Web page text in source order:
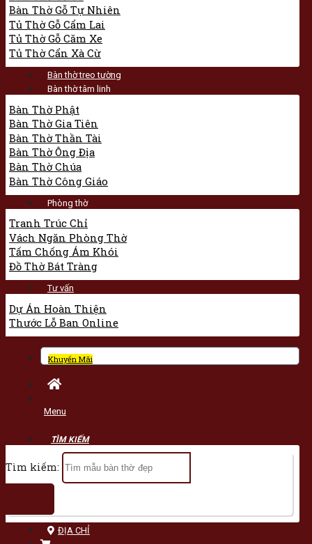
Bàn Thờ Gỗ Tự Nhiên
Tủ Thờ Gỗ Cẩm Lai
Tủ Thờ Gỗ Căm Xe
Tủ Thờ Cẩn Xà Cừ
Bàn thờ treo tường
Bàn thờ tâm linh
Bàn Thờ Phật
Bàn Thờ Gia Tiên
Bàn Thờ Thần Tài
Bàn Thờ Ông Địa
Bàn Thờ Chúa
Bàn Thờ Công Giáo
Phòng thờ
Tranh Trúc Chỉ
Vách Ngăn Phòng Thờ
Tấm Chống Ám Khói
Đồ Thờ Bát Tràng
Tư vấn
Dự Án Hoàn Thiện
Thước Lỗ Ban Online
Khuyến Mãi
Menu
Tìm kiếm:
ĐỊA CHỈ